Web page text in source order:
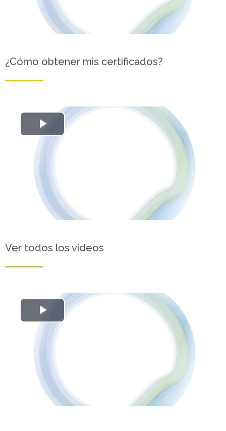
¿Cómo obtener mis certificados?
Reproducir
Ver todos los videos
Reproducir